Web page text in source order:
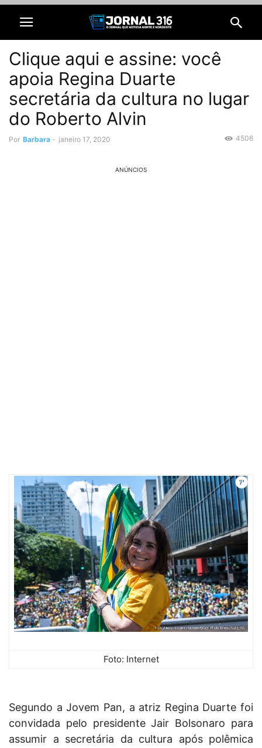
Clique aqui e assine: você
apoia Regina Duarte
secretária da cultura no lugar
do Roberto Alvin
Por Barbara - janeiro 17, 2020 4506
ANÚNCIOS
Foto: Internet
Segundo a Jovem Pan, a atriz Regina Duarte foi
convidada pelo presidente Jair Bolsonaro para
assumir a secretária da cultura após polêmica